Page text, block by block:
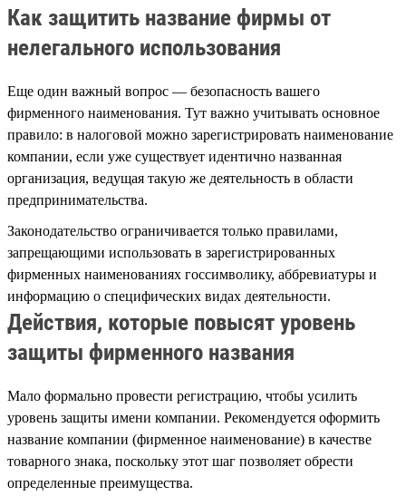
Как защитить название фирмы от
нелегального использования
Еще один важный вопрос — безопасность вашего
фирменного наименования. Тут важно учитывать основное
правило: в налоговой можно зарегистрировать наименование
компании, если уже существует идентично названная
организация, ведущая такую же деятельность в области
предпринимательства.
Законодательство ограничивается только правилами,
запрещающими использовать в зарегистрированных
фирменных наименованиях госсимволику, аббревиатуры и
информацию о специфических видах деятельности.
Действия, которые повысят уровень
защиты фирменного названия
Мало формально провести регистрацию, чтобы усилить
уровень защиты имени компании. Рекомендуется оформить
название компании (фирменное наименование) в качестве
товарного знака, поскольку этот шаг позволяет обрести
определенные преимущества.